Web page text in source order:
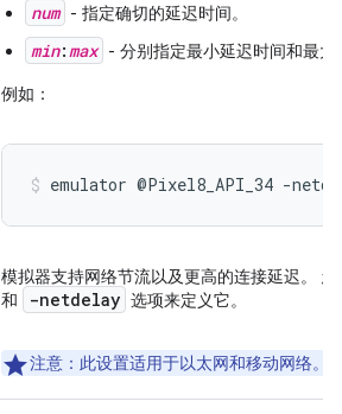
num - 指定确切的延迟时间。
min:max - 分别指定最小延迟时间和最大
例如：
emulator @Pixel8_API_34 -
模拟器支持网络节流以及更高的连接延迟。
和
-netdelay 选项来定义它。
注意 ：此设置适用于以太网和移动网络。